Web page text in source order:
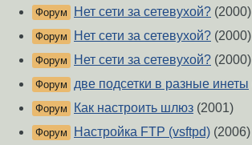
Форум Нет сети за сетевухой? (2000)
Форум Нет сети за сетевухой? (2000)
Форум Нет сети за сетевухой? (2000)
Форум две подсетки в разные инеты
Форум Как настроить шлюз (2001)
Форум Настройка FTP (vsftpd) (2006)